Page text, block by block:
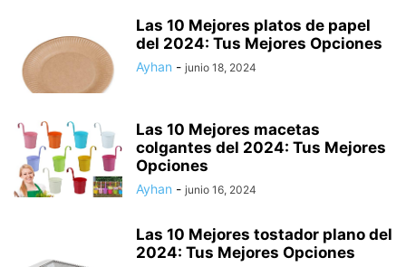
Las 10 Mejores platos de papel
del 2024: Tus Mejores Opciones
Ayhan - junio 18, 2024
Las 10 Mejores macetas
colgantes del 2024: Tus Mejores
Opciones
Ayhan - junio 16, 2024
Las 10 Mejores tostador plano del
2024: Tus Mejores Opciones